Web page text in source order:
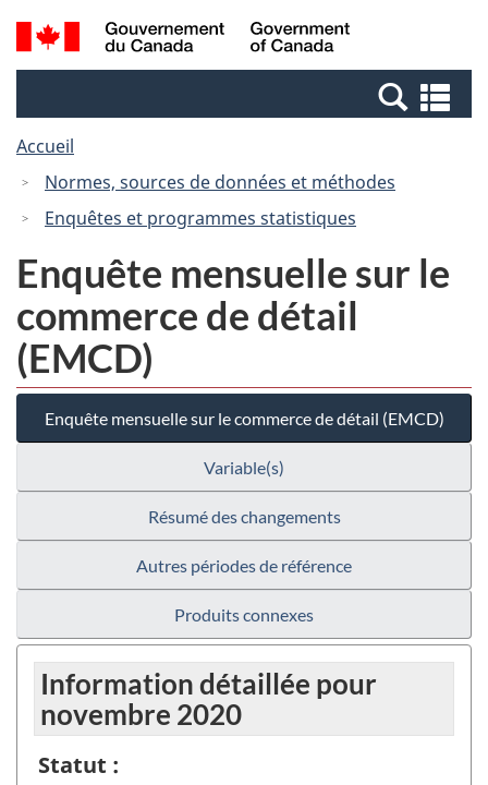
Passer
au
Passer
à
Canada
Recherche
et
et
Accueil
Normes, sources de données et méthodes
Enquêtes et programmes statistiques
Enquête mensuelle sur le
commerce de détail
(EMCD)
Enquête mensuelle sur le commerce de détail (EMCD)
Variable(s)
Résumé des changements
Autres périodes de référence
Produits connexes
Information détaillée pour
novembre 2020
Statut :